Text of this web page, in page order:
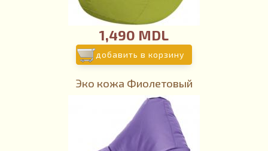
1,490 MDL
добавить в корзину
Эко кожа Фиолетовый